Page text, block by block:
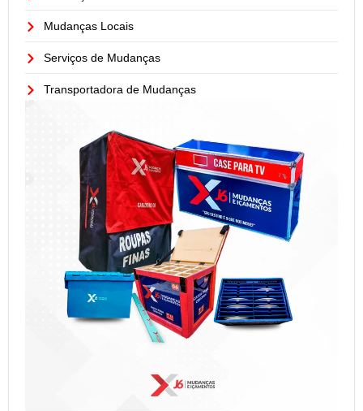
Mudanças Locais
Serviços de Mudanças
Transportadora de Mudanças